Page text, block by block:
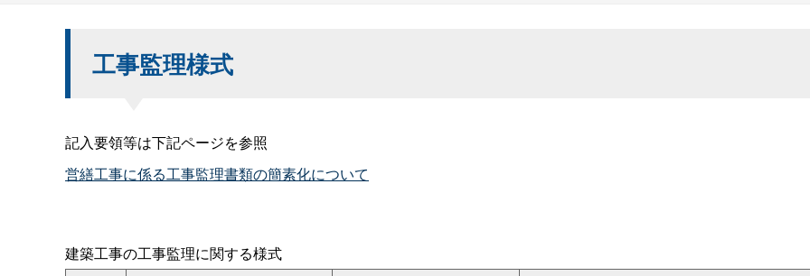
工事監理様式
記入要領等は下記ページを参照
営繕工事に係る工事監理書類の簡素化について
建築工事の工事監理に関する様式